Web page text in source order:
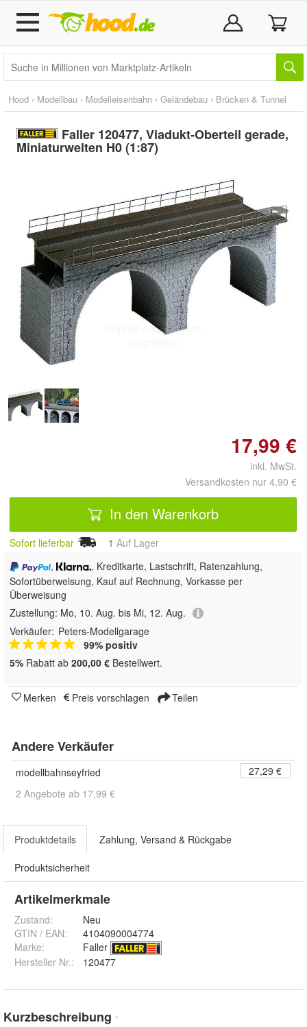
Hood › Modellbau › Modelleisenbahn › Geländebau › Brücken & Tunnel
Faller 120477, Viadukt-Oberteil gerade,
Miniaturwelten H0 (1:87)
Doppelt antippen zum
17,99 €
inkl. MwSt.
Versandkosten nur 4,90 €
In den Warenkorb
Sofort lieferbar 1 Auf Lager
,
, Kreditkarte, Lastschrift, Ratenzahlung,
Sofortüberweisung, Kauf auf Rechnung, Vorkasse per
Überweisung
Zustellung: Mo, 10. Aug. bis Mi, 12. Aug.
Verkäufer: Peters-Modellgarage
99% positiv
5% Rabatt ab 200,00 € Bestellwert.
Merken Preis vorschlagen Teilen
Andere Verkäufer
modellbahnseyfried
27,29 €
2 Angebote ab 17,99 €
Produktdetails Zahlung, Versand & Rückgabe
Produktsicherheit
Artikelmerkmale
Zustand:
Neu
GTIN / EAN:
4104090004774
Marke:
Faller
Hersteller Nr.:
120477
Kurzbeschreibung *